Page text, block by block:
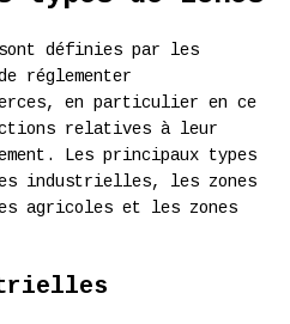
sont définies par les
réglementer
en particulier en ce
relatives à leur
Les principaux types
industrielles, les zones
agricoles et les zones